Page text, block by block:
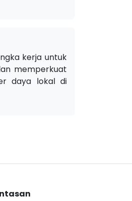
kerja untuk
memperkuat
daya lokal di